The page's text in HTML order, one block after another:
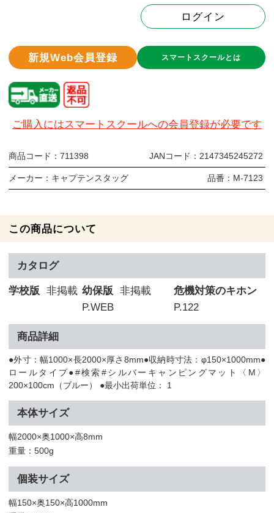
ログイン
新規Web会員登録 スマートスクールとは
ご購入にはスマートスクールへの会員登録が必要です
商品コード： 711398 JANコード： 2147345245272
メーカー： キャプテンスタッグ 品番： M-7123
この商品について
カタログ
学校版 非掲載 幼保版
非掲載
P.WEB
危機対策のキホン
P.122
商品詳細
●外寸：幅1000×長2000×厚さ8mm●収納時寸法：φ150×1000mm●
ロールタイプ●#検索#シルバーキャンピングマット〈M〉
200×100cm（ブルー） ●最小出荷単位： 1
本体サイズ
幅2000×奥1000×高8mm
重量：500g
個装サイズ
幅150×奥150×高1000mm